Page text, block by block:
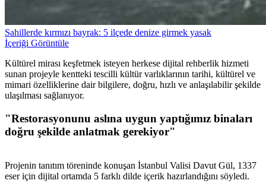
Sahillerde kırmızı bayrak: 5 ilçede denize girmek yasak
İçeriği Görüntüle
Kültürel mirası keşfetmek isteyen herkese dijital rehberlik hizmeti
sunan projeyle kentteki tescilli kültür varlıklarının tarihi, kültürel ve
mimari özelliklerine dair bilgilere, doğru, hızlı ve anlaşılabilir şekilde
ulaşılması sağlanıyor.
"Restorasyonunu aslına uygun yaptığımız binaları
doğru şekilde anlatmak gerekiyor"
Projenin tanıtım töreninde konuşan İstanbul Valisi Davut Gül, 1337
eser için dijital ortamda 5 farklı dilde içerik hazırlandığını söyledi.